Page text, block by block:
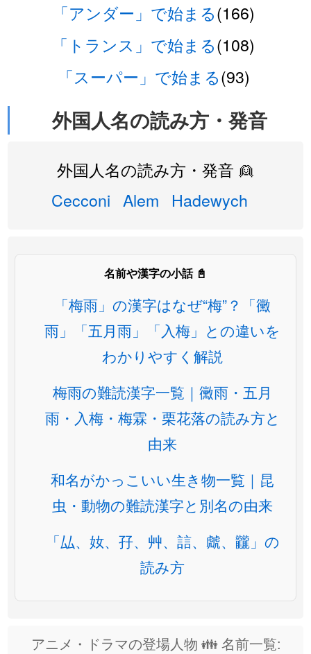
「アンダー」で始まる(166)
「トランス」で始まる(108)
「スーパー」で始まる(93)
外国人名の読み方・発音
外国人名の読み方・発音 👱
Cecconi Alem Hadewych
名前や漢字の小話 📓
「梅雨」の漢字はなぜ“梅”？「黴
雨」「五月雨」「入梅」との違いを
わかりやすく解説
梅雨の難読漢字一覧｜黴雨・五月
雨・入梅・梅霖・栗花落の読み方と
由来
和名がかっこいい生き物一覧｜昆
虫・動物の難読漢字と別名の由来
「厸、奻、孖、艸、誩、虤、龖」の
読み方
アニメ・ドラマの登場人物 👪 名前一覧: